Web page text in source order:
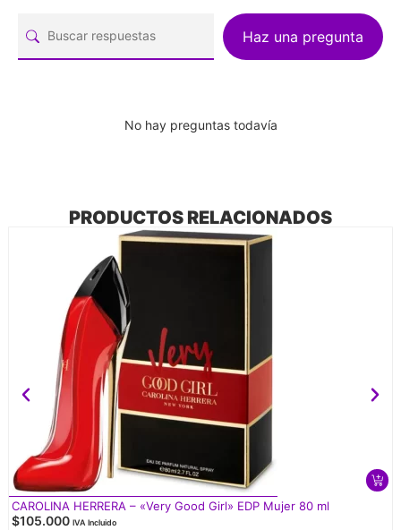
Haz una pregunta
No hay preguntas todavía
PRODUCTOS RELACIONADOS
CAROLINA HERRERA – «Very Good Girl» EDP Mujer 80 ml
$105.000 IVA Incluido